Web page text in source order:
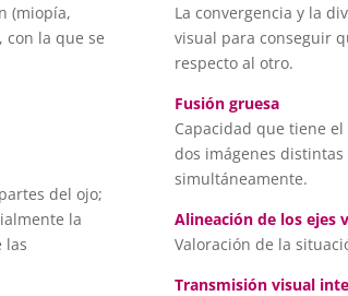
(miopía,
la que se
del ojo;
la
las
La convergencia y la
visual para conseguir
respecto al otro.
Fusión gruesa
Capacidad que tiene
dos imágenes
simultáneamente.
Alineación de los ejes
Valoración de la
Transmisión visual